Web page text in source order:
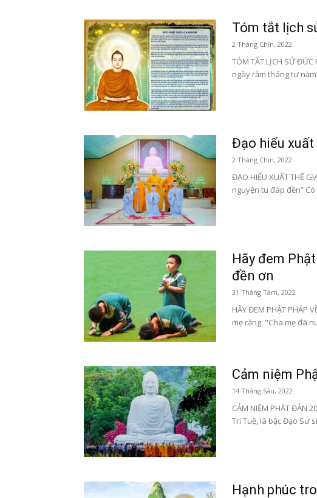
Tóm tắt lịch
2 Tháng Chín, 2022
TÓM TẮT LỊCH SỬ
ngày rằm tháng tư
Đạo hiếu xuất
2 Tháng Chín, 2022
ĐẠO HIẾU XUẤT THẾ
nguyện tu đáp đền”
Hãy đem
đền ơn
31 Tháng Tám, 2022
HÃY ĐEM PHẬT PHÁP
mẹ rằng: "Cha mẹ đã
Cảm niệm
14 Tháng Sáu, 2022
CẢM NIỆM PHẬT ĐẢN
Trí Tuệ, là bậc Đạo Sư
Hạnh phúc